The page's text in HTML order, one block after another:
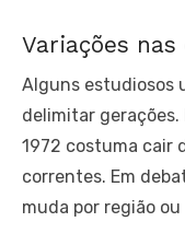
Variações
Alguns estudiosos
delimitar gerações.
1972 costuma cair
correntes. Em
muda por região